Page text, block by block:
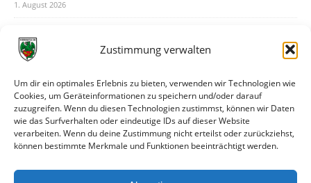
Zustimmung verwalten
Um dir ein optimales Erlebnis zu bieten, verwenden wir Technologien wie
Cookies, um Geräteinformationen zu speichern und/oder darauf
zuzugreifen. Wenn du diesen Technologien zustimmst, können wir Daten
wie das Surfverhalten oder eindeutige IDs auf dieser Website
verarbeiten. Wenn du deine Zustimmung nicht erteilst oder zurückziehst,
können bestimmte Merkmale und Funktionen beeinträchtigt werden.
1. August 2026
31. Juli 2026
30. Juli 2026
Deine Spielminute: 89+1
28. Juli 2026
Neuer Rückensponsor